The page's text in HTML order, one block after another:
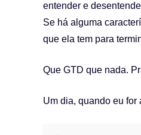
entender e
Se há alguma
que ela tem para
Que GTD que nada.
Um dia, quando eu for